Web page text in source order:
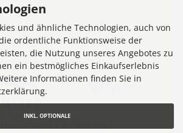
7,355 Bewertungen
und ähnliche Technologien, auch von
ordentliche Funktionsweise der
die Nutzung unseres Angebotes zu
ein bestmögliches Einkaufserlebnis
Informationen finden Sie in
INKL. OPTIONALE